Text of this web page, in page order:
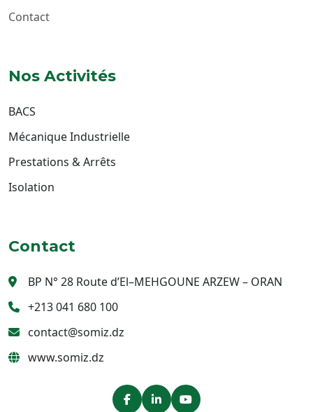
Contact
Nos Activités
BACS
Mécanique Industrielle
Prestations & Arrêts
Isolation
Contact
BP N° 28 Route d’El–MEHGOUNE ARZEW – ORAN
+213 041 680 100
contact@somiz.dz
www.somiz.dz